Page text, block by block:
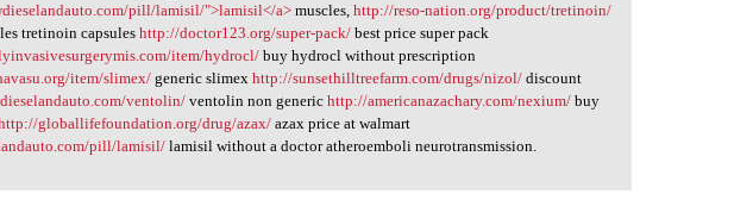
pill/lamisil/">lamisil</a>muscles,http://reso-nation.org/product/tretinoin/
tretinoin capsuleshttp://doctor123.org/super-pack/ best price super pack
item/hydrocl/ buy hydrocl without prescription
item/slimex/ generic slimexhttp://sunsethilltreefarm.com/drugs/nizol/ discount
ventolin/ ventolin non generichttp://americanazachary.com/nexium/ buy
globallifefoundation.org/drug/azax/ azax price at walmart
pill/lamisil/ lamisil without a doctor atheroemboli neurotransmission.